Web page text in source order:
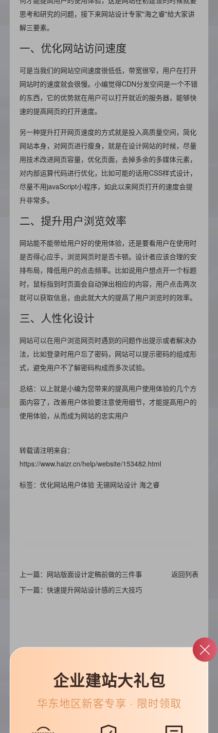
思考和研究的问题，接下来网站设计专家"海之睿"给大家讲
解三要素。
一、优化网站访问速度
可是当我们的网站空间速度很低低，带宽很窄，用户在打开
网站时的速度就会很慢。小编觉得CDN分发空间是一个不错
的东西，它的优势就在用户可以打开就近的服务器，能够快
速的提高网页的打开速度。
另一种提升打开网页速度的方式就是投入高质量空间，简化
网站本身，对网页进行瘦身，就是在设计网站的时候，尽量
用技术改进网页容量，优化页面，去掉多余的多媒体元素，
对内部运算代码进行优化，比如可能的话用CSS样式设计，
尽量不用javaScript小程序，如此以来网页打开的速度会提
升非常多。
二、提升用户浏览效率
网站能不能带给用户好的使用体验，还是要看用户在使用时
是否得心应手，浏览网页时是否卡顿。设计者应该合理的安
排布局，降低用户的点击频率。比如说用户想点开一个标题
时，鼠标指到时页面会自动弹出相应的内容，用户点击两次
就可以获取信息，由此就大大的提高了用户浏览时的效率。
三、人性化设计
网站可以在用户浏览网页时遇到的问题作出提示或者解决办
法，比如登录时用户忘了密码，网站可以提示密码的组成形
式，避免用户不了解密码构成而多次试验。
总结：以上就是小编为您带来的提高用户使用体验的几个方
面内容了，改善用户体验要注意使用细节，才能提高用户的
使用体验，从而成为网站的忠实用户
转载请注明来自：
https://www.haizr.cn/help/website/153482.html
标签：优化网站用户体验 无锡网站设计 海之睿
上一篇：网站版面设计定稿前做的三件事
返回列表
下一篇：快速提升网站设计感的三大技巧
帮助&支持
常见问题
优化知识
建站技巧
企业建站大礼包
华东地区新客专享 · 限时领取